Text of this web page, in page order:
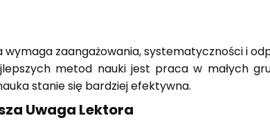
zaangażowania, systematyczności i
metod nauki jest praca w małych
stanie się bardziej efektywna.
Uwaga Lektora